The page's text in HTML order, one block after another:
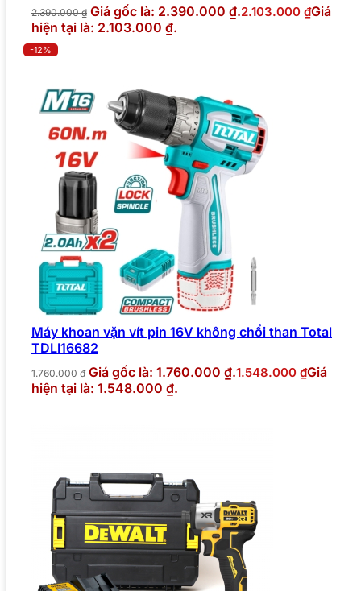
2.390.000₫ Giá gốc là: 2.390.000 ₫.2.103.000 ₫Giá
hiện tại là: 2.103.000 ₫.
-12%
Máy khoan vặn vít pin 16V không chổi than Total
TDLI16682
1.760.000₫ Giá gốc là: 1.760.000 ₫.1.548.000 ₫Giá
hiện tại là: 1.548.000 ₫.